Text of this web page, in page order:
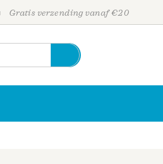
Gratis verzending vanaf €20
Personen